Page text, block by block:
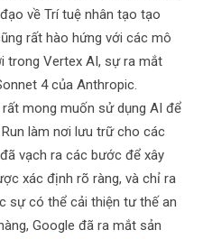
về Trí tuệ nhân tạo tạo
rất hào hứng với các mô
trong Vertex AI, sự ra mắt
4 của Anthropic.
mong muốn sử dụng AI để
làm nơi lưu trữ cho các
vạch ra các bước để xây
xác định rõ ràng, và chỉ ra
sự có thể cải thiện tư thế an
Google đã ra mắt sản